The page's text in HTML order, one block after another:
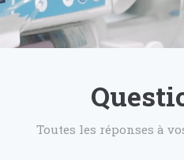
Toutes les réponses à